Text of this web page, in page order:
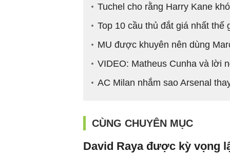
Tuchel cho rằng Harry Kane
Top 10 cầu thủ đắt giá nhất
MU được khuyên nên dùng
VIDEO: Matheus Cunha và lời
AC Milan nhắm sao Arsenal
CÙNG CHUYÊN MỤC
David Raya được kỳ vọng